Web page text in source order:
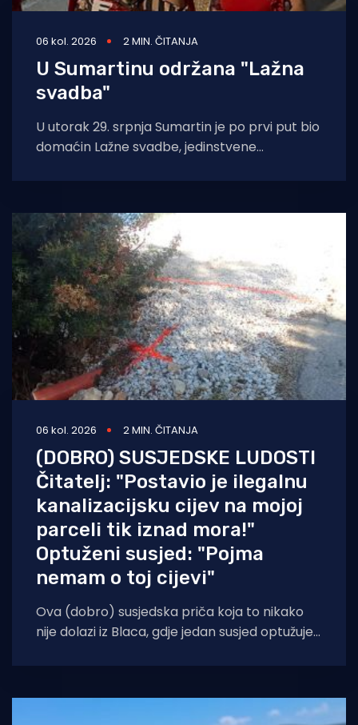
06 kol. 2026 2 MIN. ČITANJA
U Sumartinu održana "Lažna
svadba"
U utorak 29. srpnja Sumartin je po prvi put bio
domaćin Lažne svadbe, jedinstvene
06 kol. 2026 2 MIN. ČITANJA
(DOBRO) SUSJEDSKE LUDOSTI
Čitatelj: "Postavio je ilegalnu
kanalizacijsku cijev na mojoj
parceli tik iznad mora!"
Optuženi susjed: "Pojma
nemam o toj cijevi"
Ova (dobro) susjedska priča koja to nikako
nije dolazi iz Blaca, gdje jedan susjed optužuje